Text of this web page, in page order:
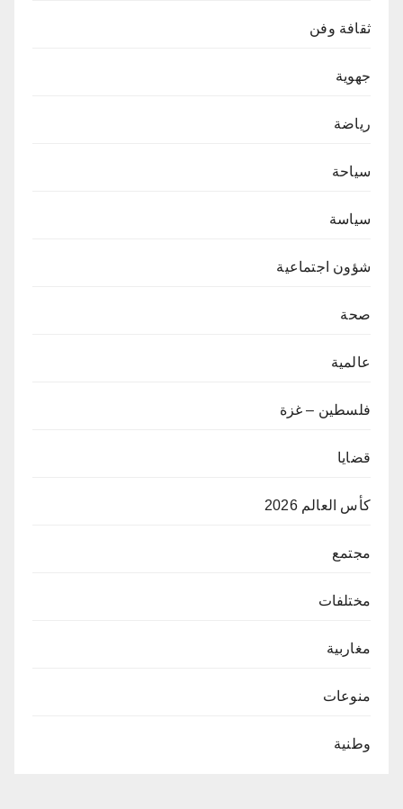
ثقافة وفن
جهوية
رياضة
سياحة
سياسة
شؤون اجتماعية
صحة
عالمية
فلسطين – غزة
قضايا
كأس العالم 2026
مجتمع
مختلفات
مغاربية
منوعات
وطنية